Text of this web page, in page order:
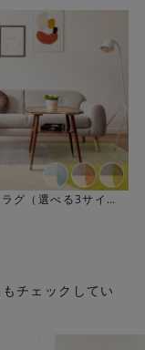
グ（選べる3サイ
チェックしてい